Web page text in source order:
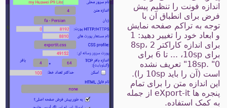
فونت را تنظیم پیش
برای انطباق آن با
به تراکم صفحه نمایش
و ابعاد خود را تغییر دهید: 1
برای اندازه کاراکتر 8sp، 2
برای 10sp، ... تا 6 برای
18sp. "0" تعریف نشده
است (آن را باید 10sp را).
اندازه متن را برای تمام
پنجره ها eXport-it از جمله
کمک استفاده.